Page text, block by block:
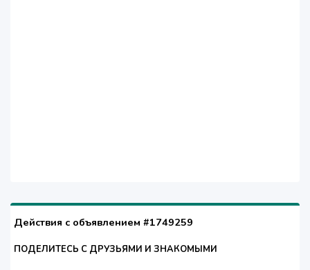
Действия с объявлением #1749259
ПОДЕЛИТЕСЬ С ДРУЗЬЯМИ И ЗНАКОМЫМИ